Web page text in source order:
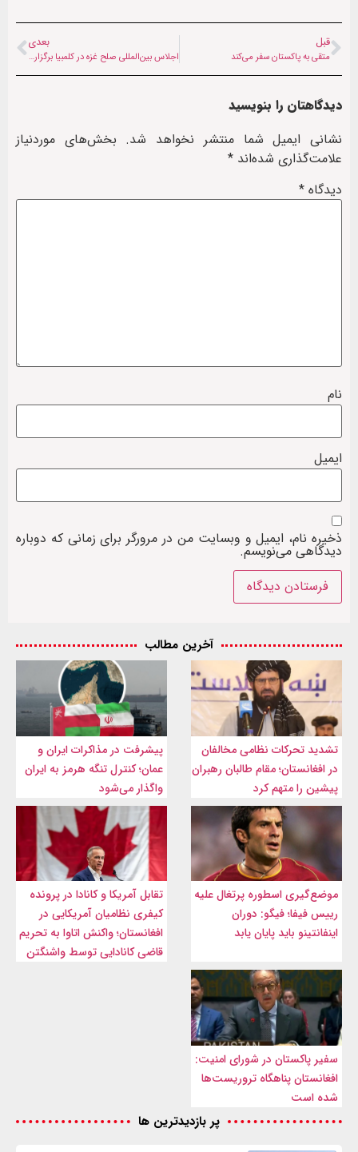
قبل
متقی به پاکستان سفر می‌کند
بعدی
اجلاس بین‌المللی صلح غزه در کلمبیا برگزار می شود
دیدگاهتان را بنویسید
نشانی ایمیل شما منتشر نخواهد شد. بخش‌های موردنیاز
علامت‌گذاری شده‌اند *
دیدگاه *
نام
ایمیل
ذخیره نام، ایمیل و وبسایت من در مرورگر برای زمانی که دوباره
دیدگاهی می‌نویسم.
آخرین مطالب
تشدید تحرکات نظامی مخالفان
در افغانستان؛ مقام طالبان رهبران
پیشین را متهم کرد
پیشرفت در مذاکرات ایران و
عمان؛ کنترل تنگه هرمز به ایران
واگذار می‌شود
موضع‌گیری اسطوره پرتغال علیه
رییس فیفا؛ فیگو: دوران
اینفانتینو باید پایان یابد
تقابل آمریکا و کانادا در پرونده
کیفری نظامیان آمریکایی در
افغانستان؛ واکنش اتاوا به تحریم
قاضی کانادایی توسط واشنگتن
سفیر پاکستان در شورای امنیت:
افغانستان پناهگاه تروریست‌ها
شده است
پر بازدیدترین ها